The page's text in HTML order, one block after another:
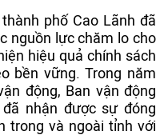
phố Cao Lãnh đã
nguồn lực chăm lo cho
hiệu quả chính sách
bền vững. Trong năm
động, Ban vận động
đã nhận được sự đóng
trong và ngoài tỉnh với